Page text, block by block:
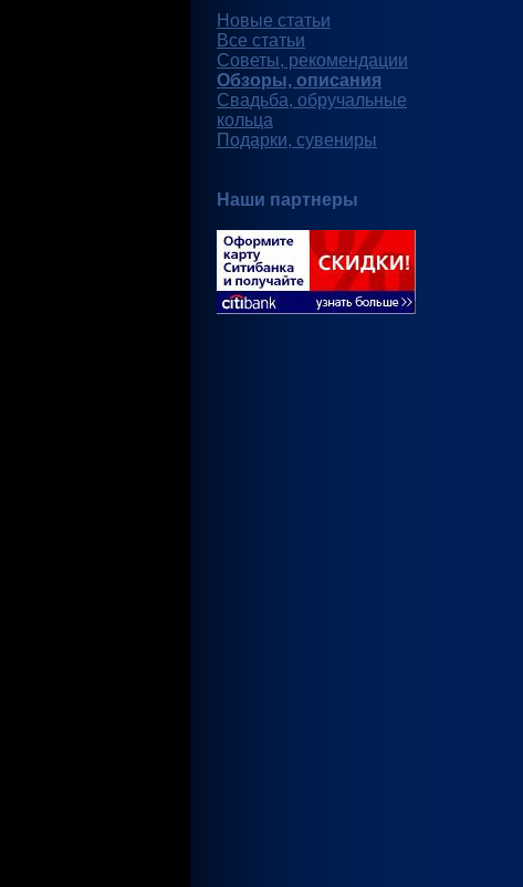
Новые статьи
Все статьи
Советы, рекомендации
Обзоры, описания
Свадьба, обручальные
кольца
Подарки, сувениры
Наши партнеры